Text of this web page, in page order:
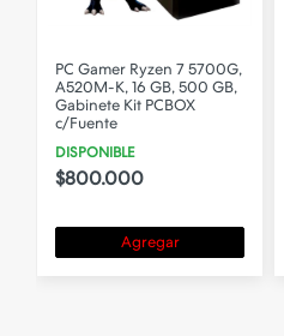
PC Gamer Ryzen 5
5600GT, A520M-K, 8 GB,
240 GB, Gabinete Kit
PCBOX c/Fuente
DISPONIBLE
$635.000
Agregar